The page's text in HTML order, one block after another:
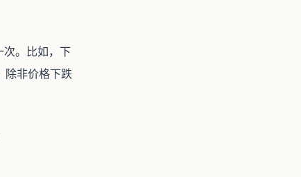
。比如，下
除非价格下跌